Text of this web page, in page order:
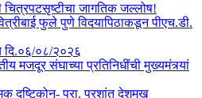
चित्रपटसृष्टीचा जागतिक जल्लोष!
फुले पुणे विदयापिठाकडून पीएच.डी.
दि.०६/०८/२०२६
मजदूर संघाच्या प्रतिनिधींची मुख्यमंत्र्यां
दृष्टिकोन- प्रा. प्रशांत देशमुख